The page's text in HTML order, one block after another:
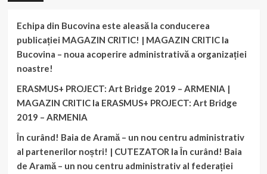
Echipa din Bucovina este aleasă la conducerea
publicației MAGAZIN CRITIC! | MAGAZIN CRITICla
Bucovina – noua acoperire administrativă a organizației
noastre!
ERASMUS+ PROJECT: Art Bridge 2019 – ARMENIA |
MAGAZIN CRITICla ERASMUS+ PROJECT: Art Bridge
2019 – ARMENIA
În curând! Baia de Aramă – un nou centru administrativ
al partenerilor noștri! | CUTEZATOR laÎn curând! Baia
de Aramă – un nou centru administrativ al federației